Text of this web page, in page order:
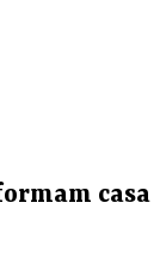
casa